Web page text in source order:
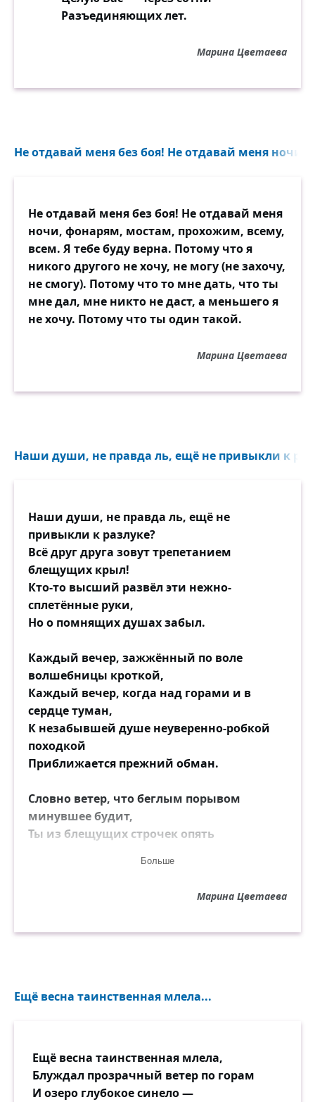
Разъединяющих лет.
Марина Цветаева
Не отдавай меня без боя! Не отдавай меня
Не отдавай меня без боя! Не отдавай меня
ночи, фонарям, мостам, прохожим, всему,
всем. Я тебе буду верна. Потому что я
никого другого не хочу, не могу (не захочу,
не смогу). Потому что то мне дать, что ты
мне дал, мне никто не даст, а меньшего я
не хочу. Потому что ты один такой.
Марина Цветаева
Наши души, не правда ль, ещё не привыкли к
Наши души, не правда ль, ещё не
привыкли к разлуке?
Всё друг друга зовут трепетанием
блещущих крыл!
Кто-то высший развёл эти нежно-
сплетённые руки,
Но о помнящих душах забыл.
Каждый вечер, зажжённый по воле
волшебницы кроткой,
Каждый вечер, когда над горами и в
сердце туман,
К незабывшей душе неуверенно-робкой
походкой
Приближается прежний обман.
Словно ветер, что беглым порывом
минувшее будит,
Ты из блещущих строчек опять
Всё позволено, всё! Нас дневная тоска не
Кто-то высший нас предал неназванно-
снега и тьмы!)
Больше
Марина Цветаева
Ещё весна таинственная млела...
Ещё весна таинственная млела,
Блуждал прозрачный ветер по горам
И озеро глубокое синело —